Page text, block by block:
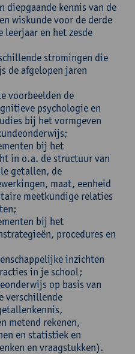
diepgaande kennis van de
wiskunde voor de derde
en het zesde
stromingen die
de afgelopen jaren
voorbeelden de
psychologie en
bij het vormgeven
bij het
in o.a. de structuur van
getallen, de
maat, eenheid
meetkundige relaties
bij het
procedures en
inzichten
in je school;
op basis van
verschillende
metend rekenen,
en statistiek en
en vraagstukken).